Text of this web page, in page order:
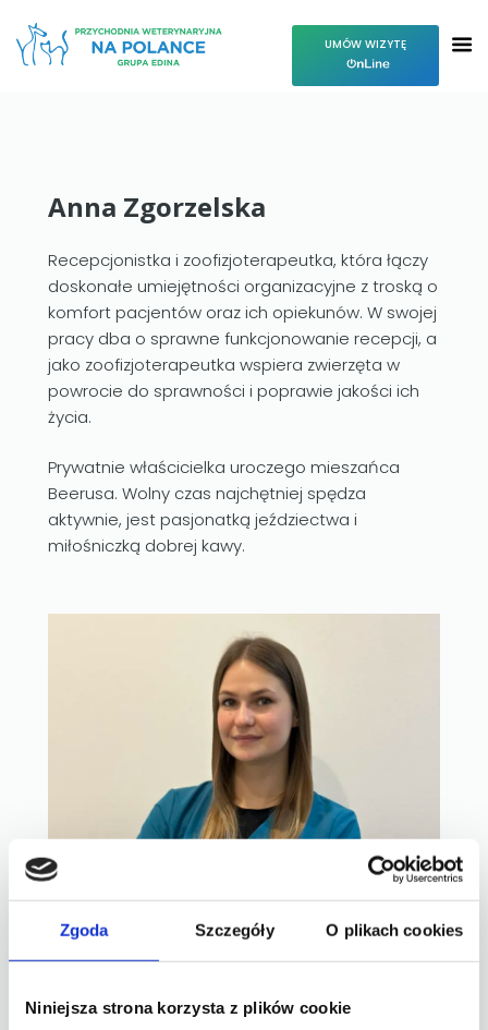
Zgoda Szczegóły O plikach cookies
Niniejsza strona korzysta z plików cookie
UMÓW WIZYTĘ
Anna Zgorzelska
Recepcjonistka i zoofizjoterapeutka, która łączy
doskonałe umiejętności organizacyjne z troską o
komfort pacjentów oraz ich opiekunów. W swojej
pracy dba o sprawne funkcjonowanie recepcji, a
jako zoofizjoterapeutka wspiera zwierzęta w
powrocie do sprawności i poprawie jakości ich
życia.
Prywatnie właścicielka uroczego mieszańca
Beerusa. Wolny czas najchętniej spędza
aktywnie, jest pasjonatką jeździectwa i
miłośniczką dobrej kawy.